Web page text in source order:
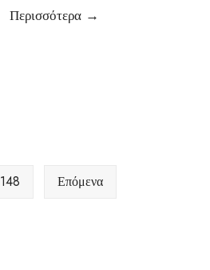
Περισσότερα →
148 Επόμενα